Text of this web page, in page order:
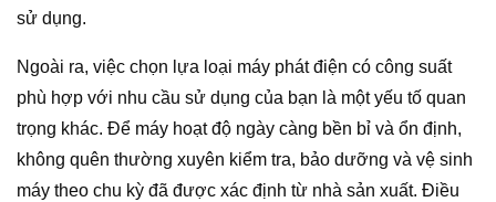
sử dụng.
Ngoài ra, việc chọn lựa loại máy phát điện có công suất
phù hợp với nhu cầu sử dụng của bạn là một yếu tố quan
trọng khác. Để máy hoạt độ ngày càng bền bỉ và ổn định,
không quên thường xuyên kiểm tra, bảo dưỡng và vệ sinh
máy theo chu kỳ đã được xác định từ nhà sản xuất. Điều